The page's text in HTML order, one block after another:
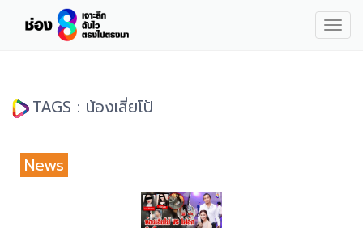
TAGS : น้องเสี่ยโป้
News